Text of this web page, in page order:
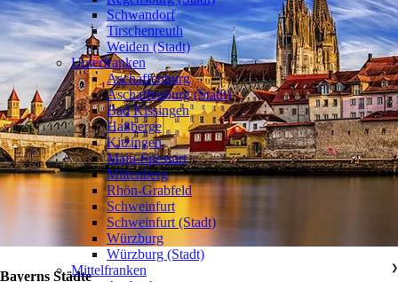
Bayerns Städte
Schwandorf
Tirschenreuth
Weiden (Stadt)
Unterfranken
❯
Aschaffenburg
Aschaffenburg (Stadt)
Bad Kissingen
Haßberge
Kitzingen
Main-Spessart
Miltenberg
Rhön-Grabfeld
Schweinfurt
Schweinfurt (Stadt)
Würzburg
Würzburg (Stadt)
Mittelfranken
❯